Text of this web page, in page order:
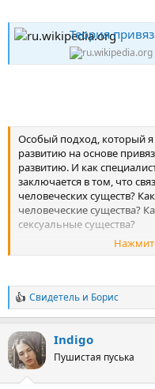
Теория
Особый подход, который я
развитию на основе
развитию. И как
заключается в том, что
человеческих существ?
человеческие существа?
сексуальные существа?
Как мы это осознаем? На
если мы действительно
сексуальные существа?
чтосексуальность
вопросов реализации
на развитие и отражает
Итак, прежде всего, что
это сам подростковый
Р
е
к
ц
и
Свидетель и Борис
Indigo
Пушистая пуська